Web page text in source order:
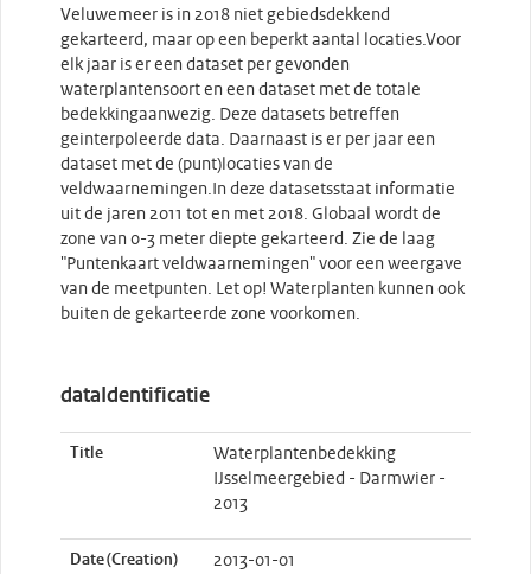
Veluwemeer is in 2018 niet gebiedsdekkend
gekarteerd, maar op een beperkt aantal locaties.Voor
elk jaar is er een dataset per gevonden
waterplantensoort en een dataset met de totale
bedekkingaanwezig. Deze datasets betreffen
geinterpoleerde data. Daarnaast is er per jaar een
dataset met de (punt)locaties van de
veldwaarnemingen.In deze datasetsstaat informatie
uit de jaren 2011 tot en met 2018. Globaal wordt de
zone van 0-3 meter diepte gekarteerd. Zie de laag
"Puntenkaart veldwaarnemingen" voor een weergave
van de meetpunten. Let op! Waterplanten kunnen ook
buiten de gekarteerde zone voorkomen.
dataIdentificatie
Title
Waterplantenbedekking
IJsselmeergebied - Darmwier -
2013
Date (Creation) 2013-01-01